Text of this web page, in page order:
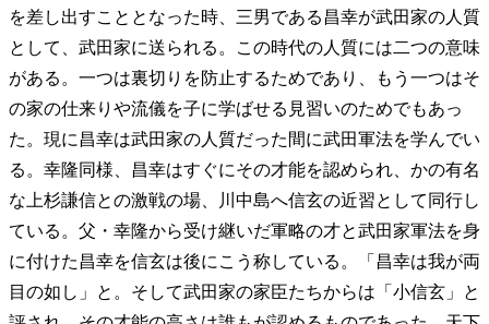
を差し出すこととなった時、三男である昌幸が武田家の人質
として、武田家に送られる。この時代の人質には二つの意味
がある。一つは裏切りを防止するためであり、もう一つはそ
の家の仕来りや流儀を子に学ばせる見習いのためでもあっ
た。現に昌幸は武田家の人質だった間に武田軍法を学んでい
る。幸隆同様、昌幸はすぐにその才能を認められ、かの有名
な上杉謙信との激戦の場、川中島へ信玄の近習として同行し
ている。父・幸隆から受け継いだ軍略の才と武田家軍法を身
に付けた昌幸を信玄は後にこう称している。「昌幸は我が両
目の如し」と。そして武田家の家臣たちからは「小信玄」と